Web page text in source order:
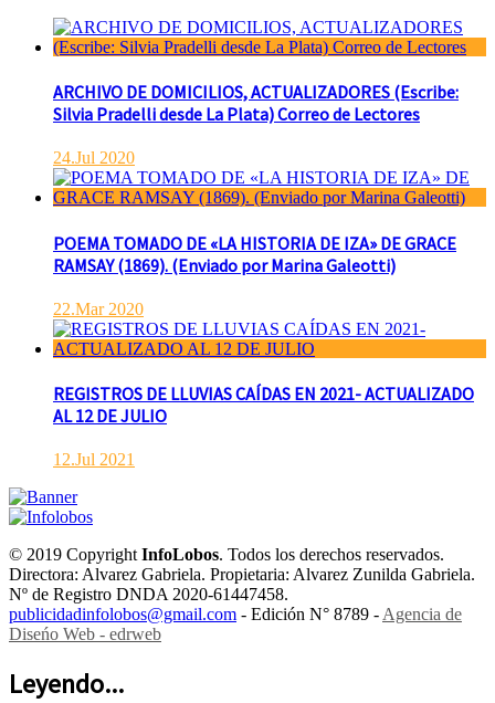
ARCHIVO DE DOMICILIOS, ACTUALIZADORES (Escribe:
Silvia Pradelli desde La Plata) Correo de Lectores
24.Jul 2020
POEMA TOMADO DE «LA HISTORIA DE IZA» DE GRACE
RAMSAY (1869). (Enviado por Marina Galeotti)
22.Mar 2020
REGISTROS DE LLUVIAS CAÍDAS EN 2021- ACTUALIZADO
AL 12 DE JULIO
12.Jul 2021
© 2019 CopyrightInfoLobos. Todos los derechos reservados.
Directora: Alvarez Gabriela. Propietaria: Alvarez Zunilda Gabriela.
Nº de Registro DNDA 2020-61447458.
publicidadinfolobos@gmail.com - Edición N° 8789 -Agencia de
Diseńo Web - edrweb
Leyendo...